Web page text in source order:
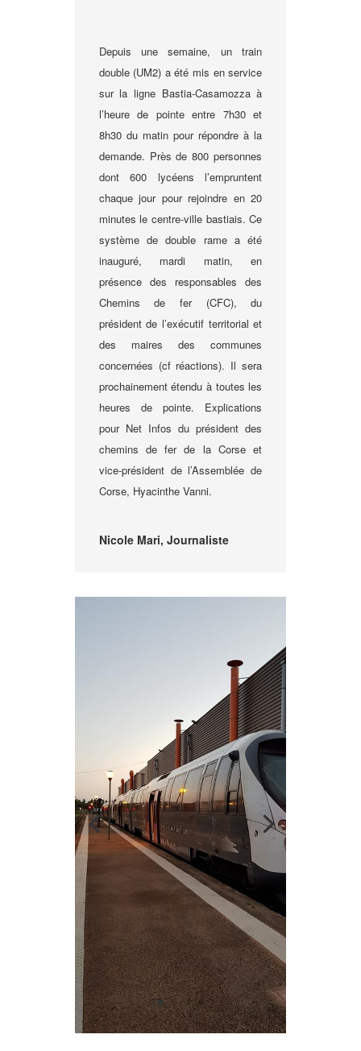
Depuis une semaine, un train
double (UM2) a été mis en service
sur la ligne Bastia-Casamozza à
l’heure de pointe entre 7h30 et
8h30 du matin pour répondre à la
demande. Près de 800 personnes
dont 600 lycéens l’empruntent
chaque jour pour rejoindre en 20
minutes le centre-ville bastiais. Ce
système de double rame a été
inauguré, mardi matin, en
présence des responsables des
Chemins de fer (CFC), du
président de l’exécutif territorial et
des maires des communes
concernées (cf réactions). Il sera
prochainement étendu à toutes les
heures de pointe. Explications
pour Net Infos du président des
chemins de fer de la Corse et
vice-président de l’Assemblée de
Corse, Hyacinthe Vanni.
Nicole Mari, Journaliste